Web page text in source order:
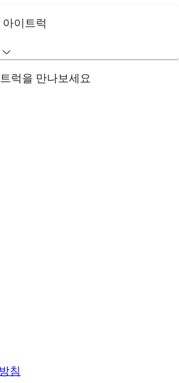
아이트럭
럭을 만나보세요
침